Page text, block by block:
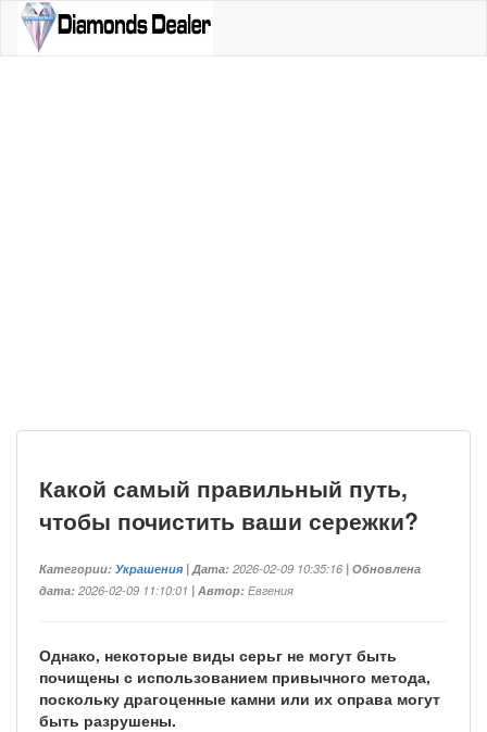
Какой самый правильный путь,
чтобы почистить ваши сережки?
Категории:Украшения | Дата:2026-02-09 10:35:16| Обновлена
дата:2026-02-09 11:10:01 | Автор:Евгения
Однако, некоторые виды серьг не могут быть
почищены с использованием привычного метода,
поскольку драгоценные камни или их оправа могут
быть разрушены.